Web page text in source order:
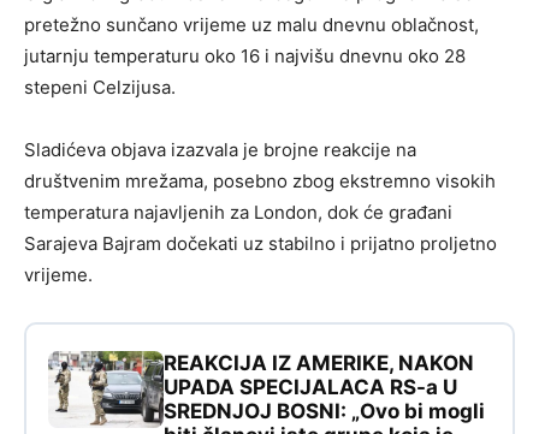
pretežno sunčano vrijeme uz malu dnevnu oblačnost,
jutarnju temperaturu oko 16 i najvišu dnevnu oko 28
stepeni Celzijusa.
Sladićeva objava izazvala je brojne reakcije na
društvenim mrežama, posebno zbog ekstremno visokih
temperatura najavljenih za London, dok će građani
Sarajeva Bajram dočekati uz stabilno i prijatno proljetno
vrijeme.
REAKCIJA IZ AMERIKE, NAKON
UPADA SPECIJALACA RS-a U
SREDNJOJ BOSNI: „Ovo bi mogli